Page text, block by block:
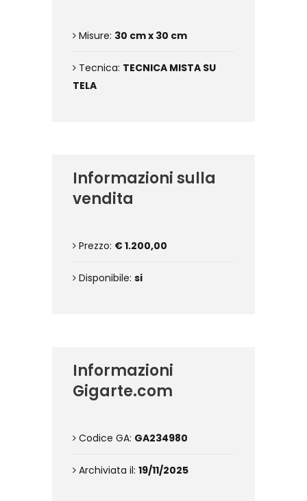
Misure: 30 cm x 30 cm
Tecnica: TECNICA MISTA SU
TELA
Informazioni sulla
vendita
Prezzo: € 1.200,00
Disponibile: si
Informazioni
Gigarte.com
Codice GA: GA234980
Archiviata il: 19/11/2025